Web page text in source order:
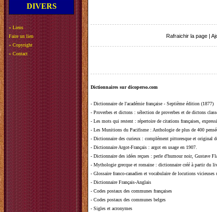
DIVERS
» Liens
Faire un lien
» Copyright
» Contact
Rafraichir la page
Dictionnaires sur dicoperso.com
- Dictionnaire de l'académie française - Septième édition (1877)
- Proverbes et dictons : sélection de proverbes et de dictons
- Les mots qui restent : répertoire de citations françaises,
- Les Munitions du Pacifisme : Anthologie de plus de 400
- Dictionnaire des curieux : complément pittoresque et original
- Dictionnaire Argot-Français : argot en usage en 1907.
- Dictionnaire des idées reçues : perle d'humour noir, Gustave
- Mythologie grecque et romaine : dictionnaire créé à partir du
- Glossaire franco-canadien et vocabulaire de locutions vicieuses
- Dictionnaire Français-Anglais
- Codes postaux des communes françaises
- Codes postaux des communes belges
- Sigles et acronymes